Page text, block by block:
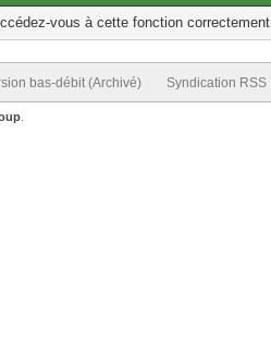
vous à cette fonction
bas-débit (Archivé) Syndication RSS